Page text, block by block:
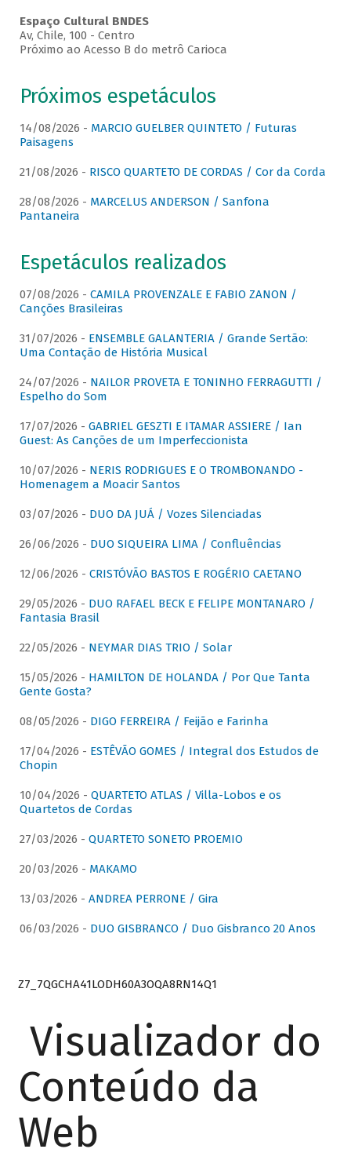
Espaço Cultural BNDES
Av, Chile, 100 - Centro
Próximo ao Acesso B do metrô Carioca
Próximos espetáculos
14/08/2026 - MARCIO GUELBER QUINTETO / Futuras
Paisagens
21/08/2026 - RISCO QUARTETO DE CORDAS / Cor da Corda
28/08/2026 - MARCELUS ANDERSON / Sanfona
Pantaneira
Espetáculos realizados
07/08/2026 - CAMILA PROVENZALE E FABIO ZANON /
Canções Brasileiras
31/07/2026 - ENSEMBLE GALANTERIA / Grande Sertão:
Uma Contação de História Musical
24/07/2026 - NAILOR PROVETA E TONINHO FERRAGUTTI /
Espelho do Som
17/07/2026 - GABRIEL GESZTI E ITAMAR ASSIERE / Ian
Guest: As Canções de um Imperfeccionista
10/07/2026 - NERIS RODRIGUES E O TROMBONANDO -
Homenagem a Moacir Santos
03/07/2026 - DUO DA JUÁ / Vozes Silenciadas
26/06/2026 - DUO SIQUEIRA LIMA / Confluências
12/06/2026 - CRISTÓVÃO BASTOS E ROGÉRIO CAETANO
29/05/2026 - DUO RAFAEL BECK E FELIPE MONTANARO /
Fantasia Brasil
22/05/2026 - NEYMAR DIAS TRIO / Solar
15/05/2026 - HAMILTON DE HOLANDA / Por Que Tanta
Gente Gosta?
08/05/2026 - DIGO FERREIRA / Feijão e Farinha
17/04/2026 - ESTÊVÃO GOMES / Integral dos Estudos de
Chopin
10/04/2026 - QUARTETO ATLAS / Villa-Lobos e os
Quartetos de Cordas
27/03/2026 - QUARTETO SONETO PROEMIO
20/03/2026 - MAKAMO
13/03/2026 - ANDREA PERRONE / Gira
06/03/2026 - DUO GISBRANCO / Duo Gisbranco 20 Anos
Z7_7QGCHA41LODH60A3OQA8RN14Q1
Visualizador do
Conteúdo da
Web